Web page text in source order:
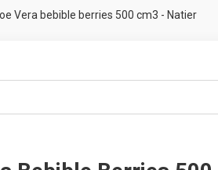
Vera bebible berries 500 cm3 - Natier